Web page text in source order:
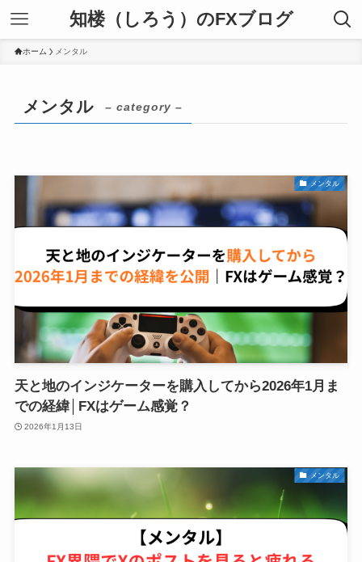
知楼（しろう）のFXブログ
ホーム メンタル
メンタル – category –
メンタル
天と地のインジケーターを購入してから2026年1月ま
での経緯│FXはゲーム感覚？
2026年1月13日
メンタル